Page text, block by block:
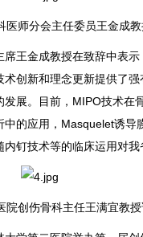
医师分会主任委员王金成
金成教授在致辞中表示
创新和理念更新提供了
展。目前，MIPO技术在
的应用，Masquelet诱导
钉技术等的临床运用对我
创伤骨科主任王满宜教授